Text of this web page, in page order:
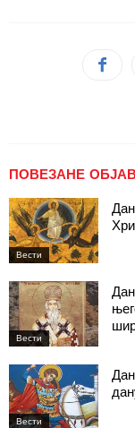
ПОВЕЗАНЕ
Вести
Вести
Вести